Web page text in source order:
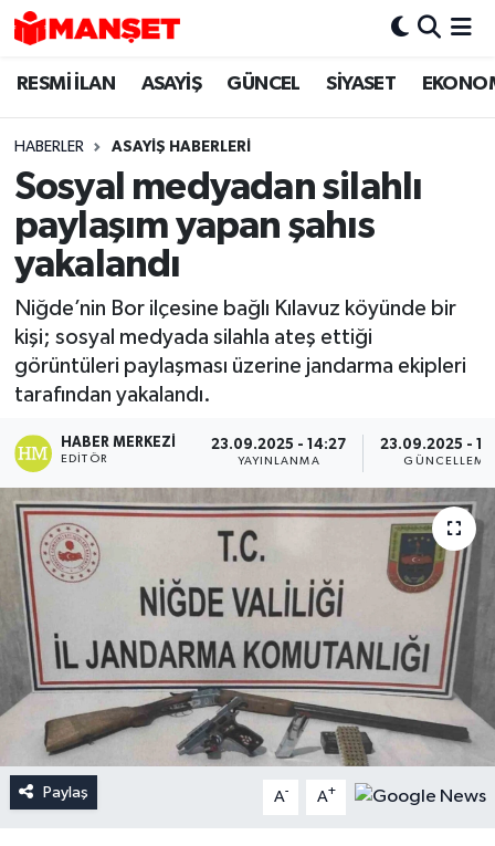
RESMİ İLAN ASAYİŞ GÜNCEL SİYASET
HABERLER ASAYİŞ HABERLERİ
Sosyal medyadan silahlı
paylaşım yapan şahıs
yakalandı
Niğde’nin Bor ilçesine bağlı Kılavuz köyünde bir
kişi; sosyal medyada silahla ateş ettiği
görüntüleri paylaşması üzerine jandarma ekipleri
tarafından yakalandı.
HABER MERKEZI
EDITÖR
23.09.2025 - 14:27
YAYINLANMA
23.09.2025 -
GÜNCELLEME
Paylaş A- A+
Hava Durumu
Trafik Durumu
Süper Lig Puan Durumu ve Fikstür
Tüm Manşetler
Son Dakika Haberleri
Haber Arşivi